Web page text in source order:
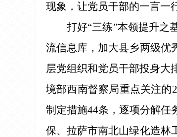
现象，让党员干部的一言一
打好“三练”本领提升之
流信息库，加大县乡两级优
层党组织和党员干部投身大
境部西南督察局重点关注的
制定措施44条，逐项分解任
保、拉萨市南北山绿化造林